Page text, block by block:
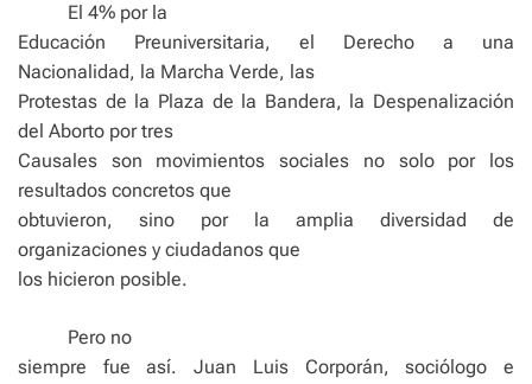
El 4% por la
Educación Preuniversitaria, el Derecho a una
Nacionalidad, la Marcha Verde, las
Protestas de la Plaza de la Bandera, la Despenalización
del Aborto por tres
Causales son movimientos sociales no solo por los
resultados concretos que
obtuvieron, sino por la amplia diversidad de
organizaciones y ciudadanos que
los hicieron posible.
Pero no
siempre fue así. Juan Luis Corporán, sociólogo e